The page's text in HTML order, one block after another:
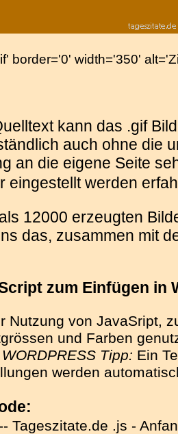
border='0' width='350'
kann das .gif
auch ohne die
an die eigene Seite
eingestellt werden
12000 erzeugten
das, zusammen mit
zum Einfügen in
Nutzung von JavaSript,
und Farben
Tipp: Ein
werden
Tageszitate.de .js -